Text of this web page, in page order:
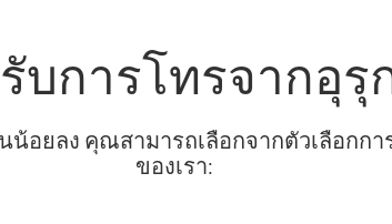
บการโทรจากอุรุ
อยลง คุณสามารถเลือกจากตัวเลือกก
ของเรา: